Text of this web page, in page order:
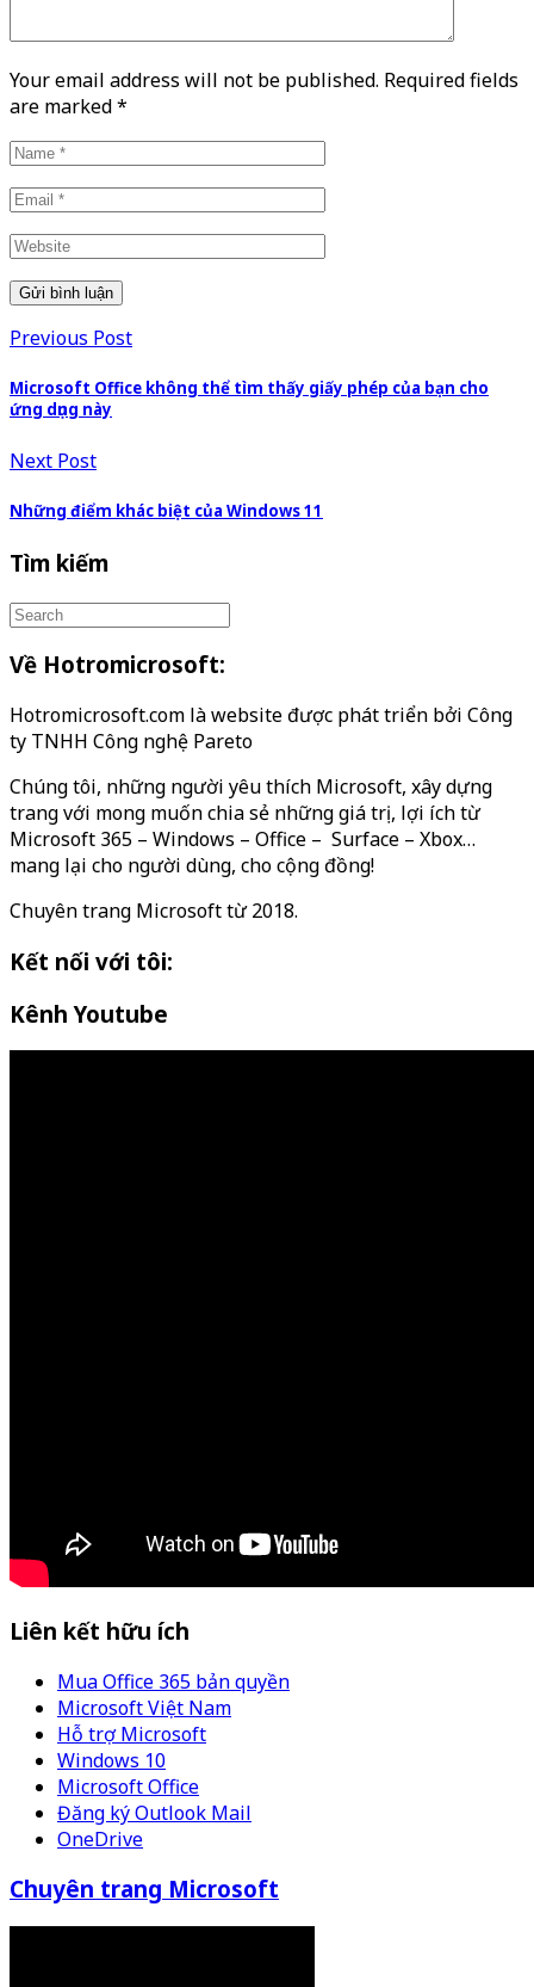
Your email address will not be published. Required fields
are marked*
Previous Post
Microsoft Office không thể tìm thấy giấy phép của bạn cho
ứng dụng này
Next Post
Những điểm khác biệt của Windows 11
Tìm kiếm
Về Hotromicrosoft:
Hotromicrosoft.com là website được phát triển bởi Công
ty TNHH Công nghệ Pareto
Chúng tôi, những người yêu thích Microsoft, xây dựng
trang với mong muốn chia sẻ những giá trị, lợi ích từ
Microsoft 365 – Windows – Office – Surface – Xbox…
mang lại cho người dùng, cho cộng đồng!
Chuyên trang Microsoft từ 2018.
Kết nối với tôi:
Kênh Youtube
Liên kết hữu ích
Mua Office 365 bản quyền
Microsoft Việt Nam
Hỗ trợ Microsoft
Windows 10
Microsoft Office
Đăng ký Outlook Mail
OneDrive
Chuyên trang Microsoft